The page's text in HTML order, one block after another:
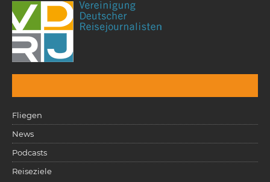
Fliegen
News
Podcasts
Reiseziele